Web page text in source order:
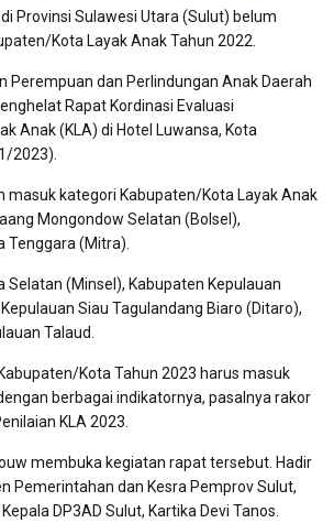
Provinsi Sulawesi Utara (Sulut) belum
Kota Layak Anak Tahun 2022.
Perempuan dan Perlindungan Anak Daerah
Rapat Kordinasi Evaluasi
Anak (KLA) di Hotel Luwansa, Kota
2023).
masuk kategori Kabupaten/Kota Layak Anak
Mongondow Selatan (Bolsel),
Tenggara (Mitra).
Selatan (Minsel), Kabupaten Kepulauan
Siau Tagulandang Biaro (Ditaro),
Talaud.
Kota Tahun 2023 harus masuk
berbagai indikatornya, pasalnya rakor
KLA 2023.
membuka kegiatan rapat tersebut. Hadir
Pemerintahan dan Kesra Pemprov Sulut,
DP3AD Sulut, Kartika Devi Tanos.